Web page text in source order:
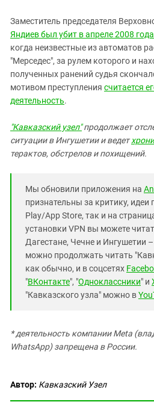
Заместитель председателя
Яндиев был убит в апреле 2008 года
когда неизвестные из автоматов
"Мерседес", за рулем которого и
полученных ранений судья
мотивом преступления считается
деятельность.
"Кавказский узел"продолжает
ситуации в Ингушетии и ведет
терактов, обстрелов и похищений.
Мы обновили приложения на
признательны за критику, идеи
Play/App Store, так и на
установки VPN вы можете
Дагестане, Чечне и Ингушетии
можно продолжать читать
как обычно, и в соцсетях
"ВКонтакте", "Одноклассники" и
"Кавказского узла" можно в
* деятельность компании Meta
WhatsApp) запрещена в России.
Автор: Кавказский Узел